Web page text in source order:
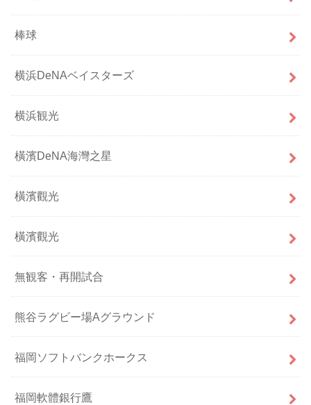
棒球
横浜DeNAベイスターズ
横浜観光
橫濱DeNA海灣之星
橫濱觀光
橫濱觀光
無観客・再開試合
熊谷ラグビー場Aグラウンド
福岡ソフトバンクホークス
福岡軟體銀行鷹